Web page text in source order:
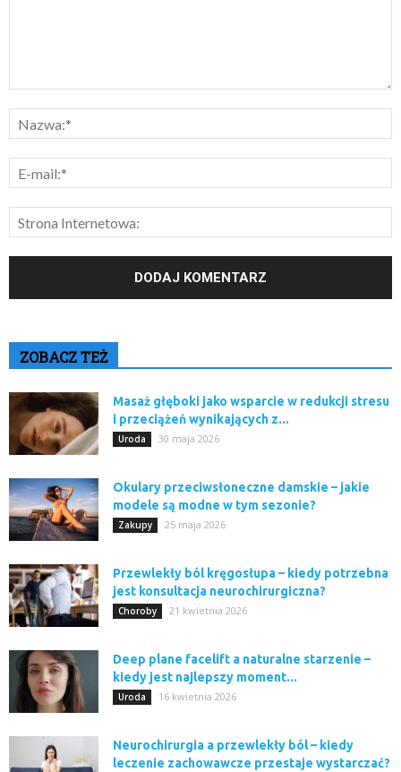
ZOBACZ TEŻ
Masaż głęboki jako wsparcie w redukcji stresu
i przeciążeń wynikających z...
Uroda 30 maja 2026
Okulary przeciwsłoneczne damskie – jakie
modele są modne w tym sezonie?
Zakupy 25 maja 2026
Przewlekły ból kręgosłupa – kiedy potrzebna
jest konsultacja neurochirurgiczna?
Choroby 21 kwietnia 2026
Deep plane facelift a naturalne starzenie –
kiedy jest najlepszy moment...
Uroda 16 kwietnia 2026
Neurochirurgia a przewlekły ból – kiedy
leczenie zachowawcze przestaje wystarczać?